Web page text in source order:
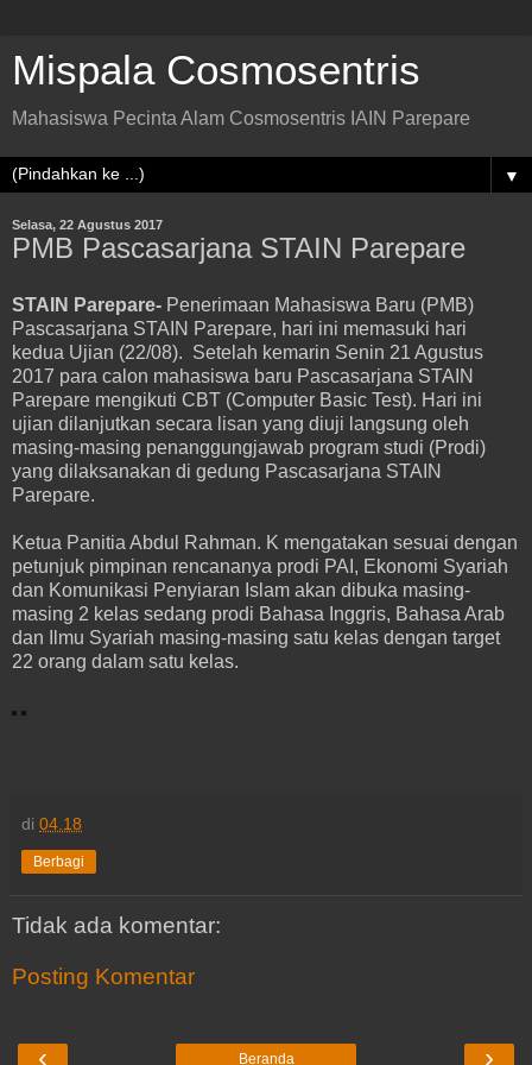
Mispala Cosmosentris
Mahasiswa Pecinta Alam Cosmosentris IAIN Parepare
▼
Selasa, 22 Agustus 2017
PMB Pascasarjana STAIN Parepare
STAIN Parepare- Penerimaan Mahasiswa Baru (PMB)
Pascasarjana STAIN Parepare, hari ini memasuki hari
kedua Ujian (22/08). Setelah kemarin Senin 21 Agustus
2017 para calon mahasiswa baru Pascasarjana STAIN
Parepare mengikuti CBT (Computer Basic Test). Hari ini
ujian dilanjutkan secara lisan yang diuji langsung oleh
masing-masing penanggungjawab program studi (Prodi)
yang dilaksanakan di gedung Pascasarjana STAIN
Parepare.
Ketua Panitia Abdul Rahman. K mengatakan sesuai dengan
petunjuk pimpinan rencananya prodi PAI, Ekonomi Syariah
dan Komunikasi Penyiaran Islam akan dibuka masing-
masing 2 kelas sedang prodi Bahasa Inggris, Bahasa Arab
dan Ilmu Syariah masing-masing satu kelas dengan target
22 orang dalam satu kelas.
di 04.18
Berbagi
Tidak ada komentar:
Posting Komentar
‹ ›
Beranda